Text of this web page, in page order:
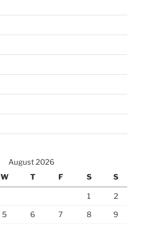
August 2026
W T F S S
1 2
5 6 7 8 9